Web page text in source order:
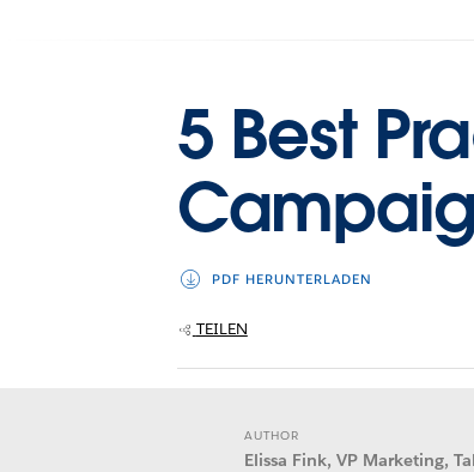
5 Best
PDF HERUNTERLADEN
TEILEN
AUTHOR
Elissa Fink, VP Marketing,